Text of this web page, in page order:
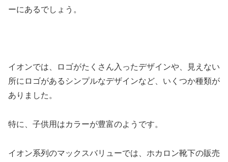
ーにあるでしょう。
イオンでは、ロゴがたくさん入ったデザインや、見えない
所にロゴがあるシンプルなデザインなど、いくつか種類が
ありました。
特に、子供用はカラーが豊富のようです。
イオン系列のマックスバリューでは、ホカロン靴下の販売